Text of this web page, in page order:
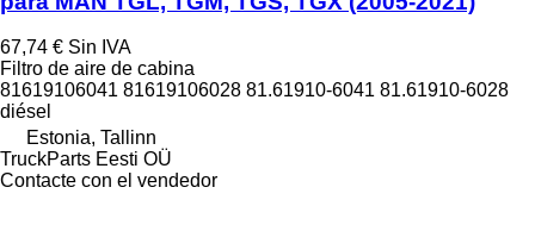
67,74 € Sin IVA
Filtro de aire de cabina
81619106041 81619106028 81.61910-6041 81.61910-6028
diésel
Estonia, Tallinn
TruckParts Eesti OÜ
Contacte con el vendedor